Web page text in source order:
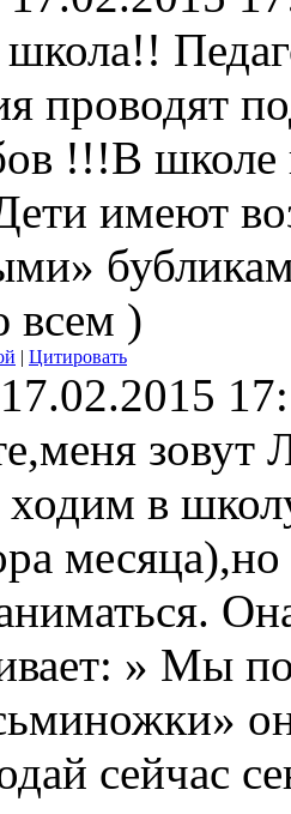
проводят
!!!В школе
имеют
всем )
| Цитировать
17.02.2015
в
» Мы
сейчас